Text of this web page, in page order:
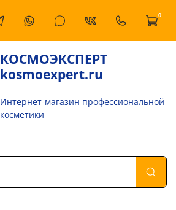
0
КОСМОЭКСПЕРТ
kosmoexpert.ru
Интернет-магазин профессиональной
косметики